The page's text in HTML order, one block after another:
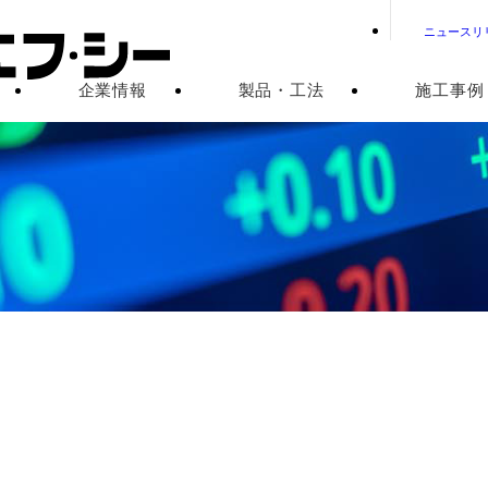
企業情報 製品・工法 施工事例
ニュースリ